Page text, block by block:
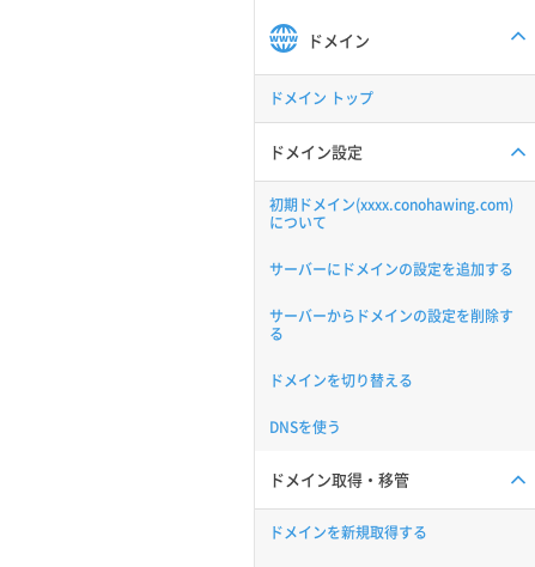
ドメイン
ドメイン トップ
ドメイン設定
初期ドメイン(xxxx.conohawing.com)
について
サーバーにドメインの設定を追加する
サーバーからドメインの設定を削除す
る
ドメインを切り替える
DNSを使う
ドメイン取得・移管
ドメインを新規取得する